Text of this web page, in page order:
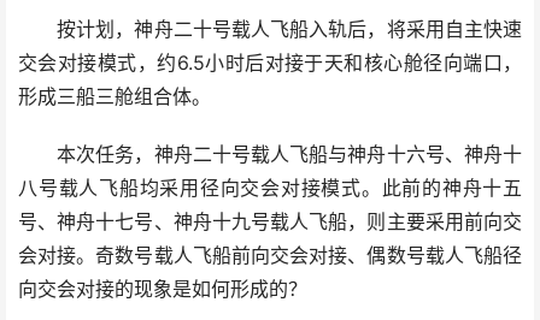
按计划，神舟二十号载人飞船入轨后，将采用自主快速
交会对接模式，约6.5小时后对接于天和核心舱径向端口，
形成三船三舱组合体。
本次任务，神舟二十号载人飞船与神舟十六号、神舟十
八号载人飞船均采用径向交会对接模式。此前的神舟十五
号、神舟十七号、神舟十九号载人飞船，则主要采用前向交
会对接。奇数号载人飞船前向交会对接、偶数号载人飞船径
向交会对接的现象是如何形成的？